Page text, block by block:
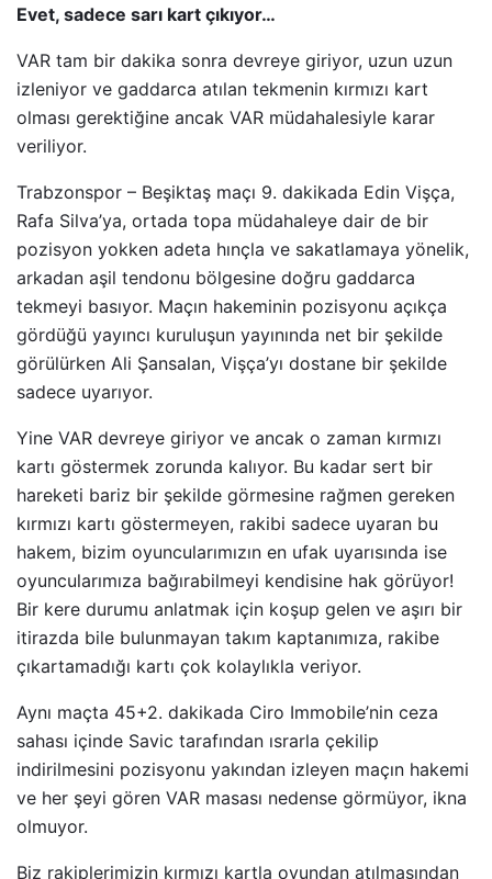
Evet, sadece sarı kart çıkıyor…
VAR tam bir dakika sonra devreye giriyor, uzun uzun
izleniyor ve gaddarca atılan tekmenin kırmızı kart
olması gerektiğine ancak VAR müdahalesiyle karar
veriliyor.
Trabzonspor – Beşiktaş maçı 9. dakikada Edin Vişça,
Rafa Silva’ya, ortada topa müdahaleye dair de bir
pozisyon yokken adeta hınçla ve sakatlamaya yönelik,
arkadan aşil tendonu bölgesine doğru gaddarca
tekmeyi basıyor. Maçın hakeminin pozisyonu açıkça
gördüğü yayıncı kuruluşun yayınında net bir şekilde
görülürken Ali Şansalan, Vişça’yı dostane bir şekilde
sadece uyarıyor.
Yine VAR devreye giriyor ve ancak o zaman kırmızı
kartı göstermek zorunda kalıyor. Bu kadar sert bir
hareketi bariz bir şekilde görmesine rağmen gereken
kırmızı kartı göstermeyen, rakibi sadece uyaran bu
hakem, bizim oyuncularımızın en ufak uyarısında ise
oyuncularımıza bağırabilmeyi kendisine hak görüyor!
Bir kere durumu anlatmak için koşup gelen ve aşırı bir
itirazda bile bulunmayan takım kaptanımıza, rakibe
çıkartamadığı kartı çok kolaylıkla veriyor.
Aynı maçta 45+2. dakikada Ciro Immobile’nin ceza
sahası içinde Savic tarafından ısrarla çekilip
indirilmesini pozisyonu yakından izleyen maçın hakemi
ve her şeyi gören VAR masası nedense görmüyor, ikna
olmuyor.
Biz rakiplerimizin kırmızı kartla oyundan atılmasından